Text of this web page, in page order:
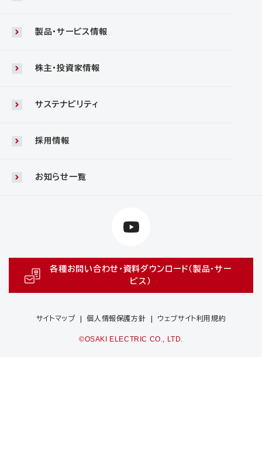
製品・サービス情報
株主・投資家情報
サステナビリティ
採用情報
お知らせ一覧
各種お問い合わせ・資料ダウンロード（製品・サー
ビス）
サイトマップ 個人情報保護方針 ウェブサイト利用規約
©OSAKI ELECTRIC CO., LTD.